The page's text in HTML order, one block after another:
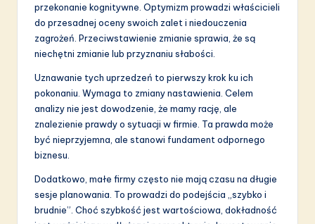
przekonanie kognitywne. Optymizm prowadzi właścicieli
do przesadnej oceny swoich zalet i niedouczenia
zagrożeń. Przeciwstawienie zmianie sprawia, że są
niechętni zmianie lub przyznaniu słabości.
Uznawanie tych uprzedzeń to pierwszy krok ku ich
pokonaniu. Wymaga to zmiany nastawienia. Celem
analizy nie jest dowodzenie, że mamy rację, ale
znalezienie prawdy o sytuacji w firmie. Ta prawda może
być nieprzyjemna, ale stanowi fundament odpornego
biznesu.
Dodatkowo, małe firmy często nie mają czasu na długie
sesje planowania. To prowadzi do podejścia „szybko i
brudnie”. Choć szybkość jest wartościowa, dokładność